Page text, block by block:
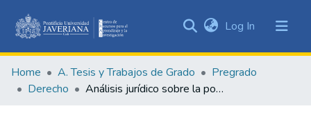
&
Collections
Log In (current)
Home A. Tesis y Trabajos de Grado
Pregrado
Derecho
Análisis jurídico sobre la potencial vulneración del estado colombiano al estándar de “protección y seguridad al inversionista” en el caso gran Colombia Gold vs Colombia